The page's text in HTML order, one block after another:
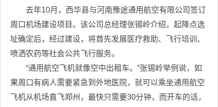
去年10月，西华县与河南豫途通用航空有限公司签订
周口机场建设项目。该公司总经理张锡岭介绍，起降点选
址确定后，经过建设，将首先发展医疗救助、飞行培训、
喷洒农药等社会公共飞行服务。
“通用航空飞机就像空中出租车。”张锡岭举例说，如
果周口有病人需要紧急到外地医院，就可以乘坐通用航空
飞机从机场直飞郑州，最快只需要30分钟，而开车的话，